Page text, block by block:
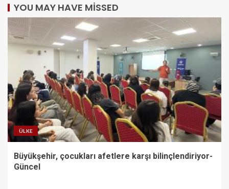
YOU MAY HAVE MISSED
ÜLKE
Büyükşehir, çocukları afetlere karşı bilinçlendiriyor-
Güncel